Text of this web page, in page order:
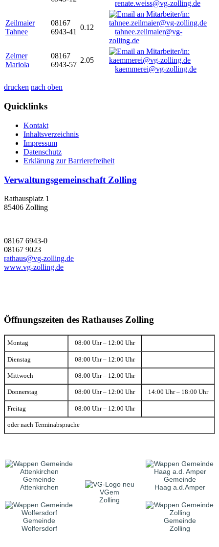
renate.weiss@vg-zolling.de
Zeilmaier
Tahnee
08167
6943-41
0.12
tahnee.zeilmaier@vg-
zolling.de
Zelmer
Mariola
08167
6943-57
2.05
kaemmerei@vg-zolling.de
drucken nach oben
Quicklinks
Kontakt
Inhaltsverzeichnis
Impressum
Datenschutz
Erklärung zur Barrierefreiheit
Verwaltungsgemeinschaft Zolling
Rathausplatz 1
85406 Zolling
08167 6943-0
08167 9023
rathaus@vg-zolling.de
www.vg-zolling.de
Öffnungszeiten des Rathauses Zolling
Montag 08:00 Uhr – 12:00 Uhr
Dienstag 08:00 Uhr – 12:00 Uhr
Mittwoch 08:00 Uhr – 12:00 Uhr
Donnerstag 08:00 Uhr – 12:00 Uhr 14:00 Uhr – 18:00 Uhr
Freitag 08:00 Uhr – 12:00 Uhr
oder nach Terminabsprache
Gemeinde
Attenkirchen
VGem
Zolling
Gemeinde
Haag a.d.Amper
Gemeinde
Wolfersdorf
Gemeinde
Zolling